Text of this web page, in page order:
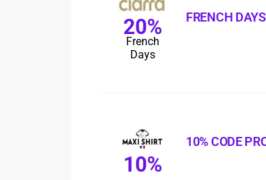
20%
French
Days
FRENCH
10%
10% CODE